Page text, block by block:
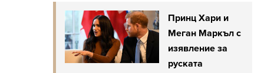
Принц Хари и
Меган Маркъл с
изявление за
руската